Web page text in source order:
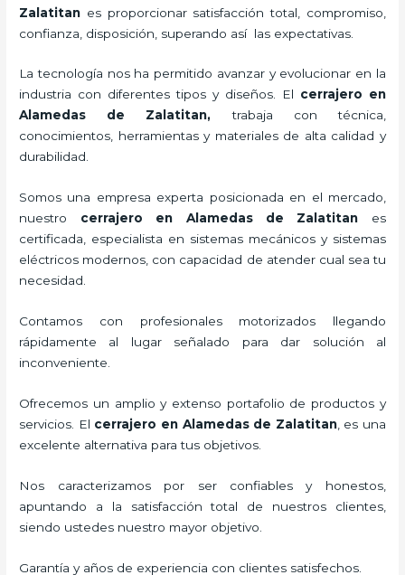
Zalatitan es proporcionar satisfacción total, compromiso,
confianza, disposición, superando así las expectativas.
La tecnología nos ha permitido avanzar y evolucionar en la
industria con diferentes tipos y diseños. El cerrajero en
Alamedas de Zalatitan,trabaja con técnica,
conocimientos, herramientas y materiales de alta calidad y
durabilidad.
Somos una empresa experta posicionada en el mercado,
nuestro cerrajero en Alamedas de Zalatitan es
certificada, especialista en sistemas mecánicos y sistemas
eléctricos modernos, con capacidad de atender cual sea tu
necesidad.
Contamos con profesionales motorizados llegando
rápidamente al lugar señalado para dar solución al
inconveniente.
Ofrecemos un amplio y extenso portafolio de productos y
servicios. El cerrajero en Alamedas de Zalatitan, es una
excelente alternativa para tus objetivos.
Nos caracterizamos por ser confiables y honestos,
apuntando a la satisfacción total de nuestros clientes,
siendo ustedes nuestro mayor objetivo.
Garantía y años de experiencia con clientes satisfechos.